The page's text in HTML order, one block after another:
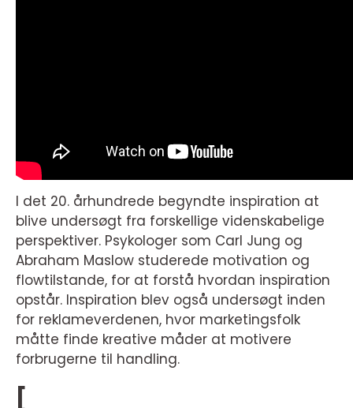
I det 20. århundrede begyndte inspiration at
blive undersøgt fra forskellige videnskabelige
perspektiver. Psykologer som Carl Jung og
Abraham Maslow studerede motivation og
flowtilstande, for at forstå hvordan inspiration
opstår. Inspiration blev også undersøgt inden
for reklameverdenen, hvor marketingsfolk
måtte finde kreative måder at motivere
forbrugerne til handling.
[